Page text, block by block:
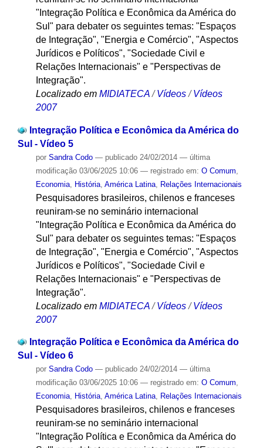
"Integração Política e Econômica da América do
Sul" para debater os seguintes temas: "Espaços
de Integração", "Energia e Comércio", "Aspectos
Jurídicos e Políticos", "Sociedade Civil e
Relações Internacionais" e "Perspectivas de
Integração".
Localizado em MIDIATECA /Vídeos /Vídeos
2007
Integração Política e Econômica da América do
Sul - Vídeo 5
por Sandra Codo — publicado24/02/2014 — última
modificação03/06/2025 10:06 — registrado em: O Comum
Economia, História, América Latina, Relações Internacionais
Pesquisadores brasileiros, chilenos e franceses
reuniram-se no seminário internacional
"Integração Política e Econômica da América do
Sul" para debater os seguintes temas: "Espaços
de Integração", "Energia e Comércio", "Aspectos
Jurídicos e Políticos", "Sociedade Civil e
Relações Internacionais" e "Perspectivas de
Integração".
Localizado em MIDIATECA /Vídeos /Vídeos
2007
Integração Política e Econômica da América do
Sul - Vídeo 6
por Sandra Codo — publicado24/02/2014 — última
modificação03/06/2025 10:06 — registrado em: O Comum,
Economia, História, América Latina, Relações Internacionais
Pesquisadores brasileiros, chilenos e franceses
reuniram-se no seminário internacional
"Integração Política e Econômica da América do